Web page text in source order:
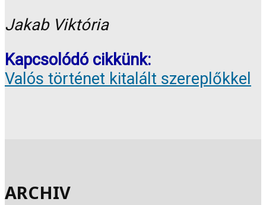
Jakab Viktória
Kapcsolódó cikkünk:
Valós történet kitalált szereplőkkel
ARCHIV